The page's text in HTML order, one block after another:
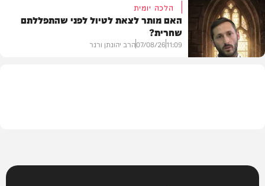
בית המדרש
הלכה יומית
האם מותר לצאת לטיול לפני שהתפללתם
שחרית?
11:09
07/08/26הרב יהונתן ורנר